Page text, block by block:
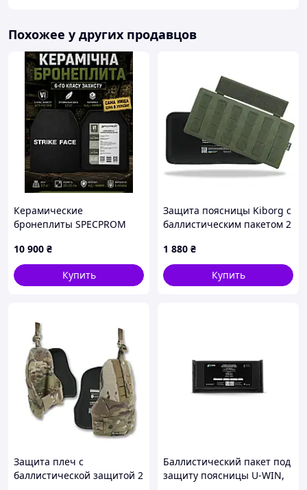
Похожее у других продавцов
Керамические
бронеплиты SPECPROM
бронеплиты 6 класс ДСТУ
NIJ Level IV 3,7 кг
Бронеплиты комплект (2
10 900 ₴
Купить
Защита поясницы Kiborg с
баллистическим пакетом 2
1 880 ₴
Купить
Защита плеч с
баллистической защитой 2
Баллистический пакет под
защиту поясницы U-WIN,